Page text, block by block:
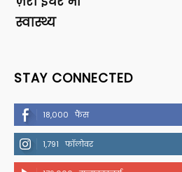
स्वास्थ्य
STAY CONNECTED
18,000 फैंस
1,791 फॉलोवर